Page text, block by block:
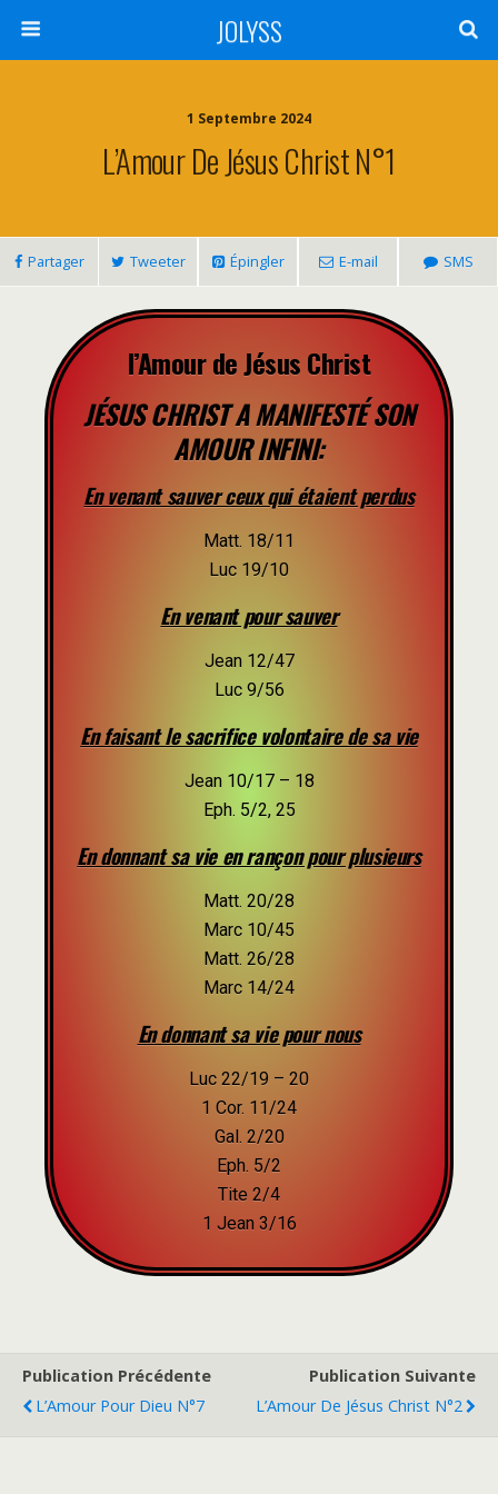
JOLYSS
1 Septembre 2024
L’Amour De Jésus Christ N°1
Partager Tweeter Épingler E-mail SMS
l’Amour de Jésus Christ
JÉSUS CHRIST A MANIFESTÉ SON
AMOUR INFINI:
En venant sauver ceux qui étaient perdus
Matt. 18/11
Luc 19/10
En venant pour sauver
Jean 12/47
Luc 9/56
En faisant le sacrifice volontaire de sa vie
Jean 10/17 – 18
Eph. 5/2, 25
En donnant sa vie en rançon pour plusieurs
Matt. 20/28
Marc 10/45
Matt. 26/28
Marc 14/24
En donnant sa vie pour nous
Luc 22/19 – 20
1 Cor. 11/24
Gal. 2/20
Eph. 5/2
Tite 2/4
1 Jean 3/16
Publication Précédente
L’Amour Pour Dieu N°7
Publication Suivante
L’Amour De Jésus Christ N°2